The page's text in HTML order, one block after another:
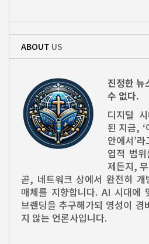
ABOUT US
진정한 뉴
수 없다.
디지털
된 지금,
안에서’
엽적 범
제든지,
곧, 네트워크 상에서 완전히 개
매체를 지향합니다. AI 시대에
브랜딩을 추구해가되 영성이 겸
지 않는 언론사입니다.